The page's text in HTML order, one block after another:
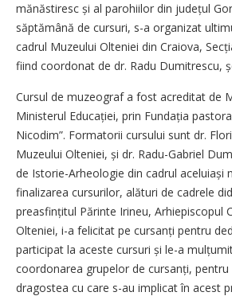
mănăstiresc și al parohiilor din județul
săptămână de cursuri, s-a organizat
cadrul Muzeului Olteniei din Craiova,
fiind coordonat de dr. Radu Dumitrescu,
Cursul de muzeograf a fost acreditat de
Ministerul Educației, prin Fundația
Nicodim”. Formatorii cursului sunt dr.
Muzeului Olteniei, și dr. Radu-Gabriel
de Istorie-Arheologie din cadrul aceluiași
finalizarea cursurilor, alături de cadrele
preasfințitul Părinte Irineu, Arhiepiscopul
Olteniei, i-a felicitat pe cursanți pentru
participat la aceste cursuri și le-a
coordonarea grupelor de cursanți,
dragostea cu care s-au implicat în acest